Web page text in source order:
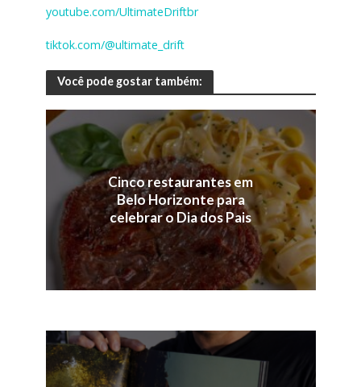
youtube.com/UltimateDriftbr
tiktok.com/@ultimate_drift
Você pode gostar também:
Cinco restaurantes em
Belo Horizonte para
celebrar o Dia dos Pais